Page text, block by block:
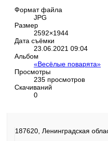
Формат файла
JPG
Размер
2592×1944
Дата съёмки
23.06.2021 09:04
Альбом
«Весёлые поварята»
Просмотры
235 просмотров
Скачиваний
0
187620, Ленинградская